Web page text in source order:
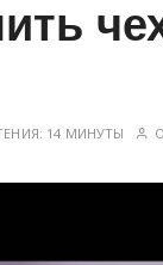
14 МИНУТЫ